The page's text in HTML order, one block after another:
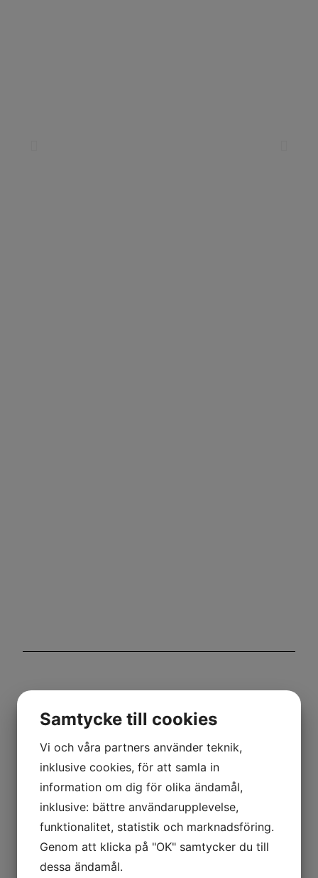
Samtycke till cookies
Vi och våra partners använder teknik,
inklusive cookies, för att samla in
information om dig för olika ändamål,
inklusive: bättre användarupplevelse,
funktionalitet, statistik och marknadsföring.
Genom att klicka på "OK" samtycker du till
dessa ändamål.